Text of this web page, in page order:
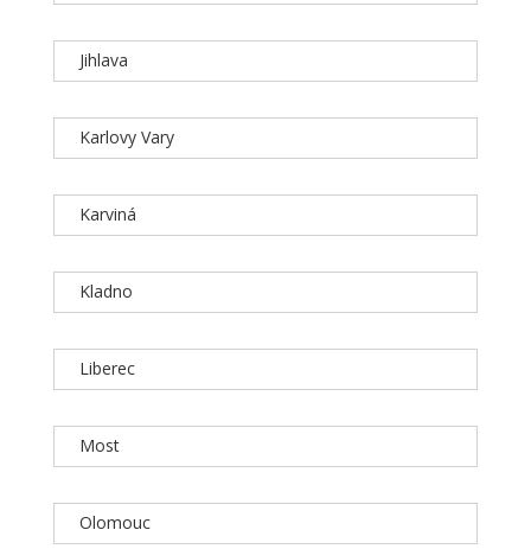
Jihlava
Karlovy Vary
Karviná
Kladno
Liberec
Most
Olomouc